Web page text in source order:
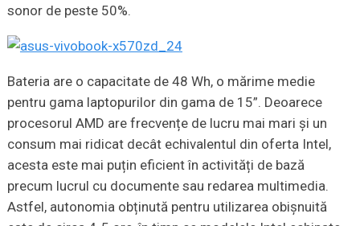
sonor de peste 50%.
Bateria are o capacitate de 48 Wh, o mărime medie
pentru gama laptopurilor din gama de 15”. Deoarece
procesorul AMD are frecvențe de lucru mai mari și un
consum mai ridicat decât echivalentul din oferta Intel,
acesta este mai puțin eficient în activități de bază
precum lucrul cu documente sau redarea multimedia.
Astfel, autonomia obținută pentru utilizarea obișnuită